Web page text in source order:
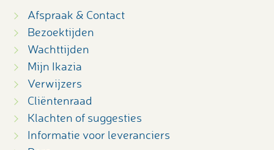
Afspraak & Contact
Bezoektijden
Wachttijden
Mijn Ikazia
Verwijzers
Cliëntenraad
Klachten of suggesties
Informatie voor leveranciers